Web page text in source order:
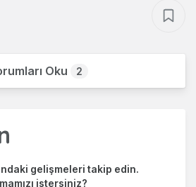
Oku 2
gelişmeleri takip edin.
istersiniz?